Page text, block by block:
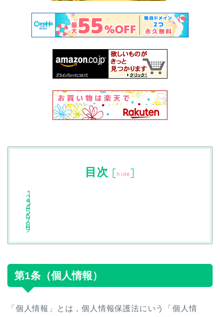
目次 [hide]
第1条（個人情報）
「個人情報」とは，個人情報保護法にいう「個人情